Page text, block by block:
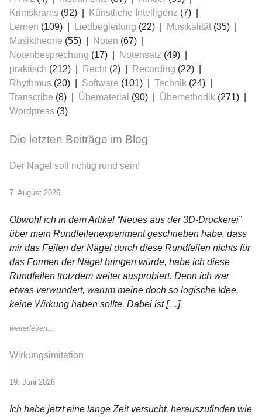
Krimskrams (92) Künstliche Intelligenz (7)
Lernen (109) Liedbegleitung (22) Musikalität (35)
Musiktheorie (55) Noten (67)
Notenbesprechung (17) Notensatz (49)
praktisch (212) Recht (2) Recording (22)
Rhythmus (20) Software (101) Technik (24)
Transcribe (8) Übematerial (90) Übemethodik (271)
Wordpress (3)
Die letzten Beiträge im Blog
Der Nagel soll richtig rund sein!
7. August 2026
Obwohl ich in dem Artikel “Neues aus der 3D-Druckerei”
über mein Rundfeilenexperiment geschrieben habe, dass
mir das Feilen der Nägel durch diese Rundfeilen nichts für
das Formen der Nägel bringen würde, habe ich diese
Rundfeilen trotzdem weiter ausprobiert. Denn ich war
etwas verwundert, warum meine doch so logische Idee,
keine Wirkung haben sollte. Dabei ist […]
weiterlesen...
Wirkungsimitation
19. Juni 2026
Ich habe jetzt eine lange Zeit versucht, herauszufinden wie